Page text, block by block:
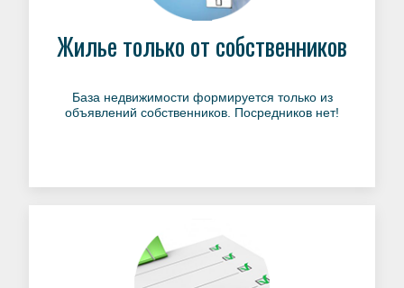
Жилье только от собственников
База недвижимости формируется только из
объявлений собственников. Посредников нет!